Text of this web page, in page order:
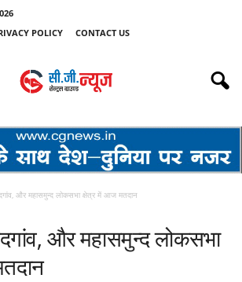
POLICY CONTACT US
और महासमुन्द लोकसभा क्षेत्र में आज मतदान
और महासमुन्द लोकसभा